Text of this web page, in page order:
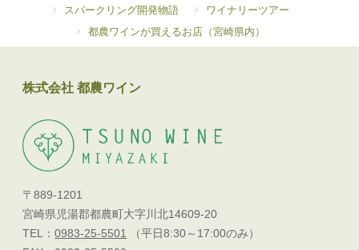
スパークリング開発物語
ワイナリーツアー
都農ワインが買えるお店（宮崎県内）
株式会社 都農ワイン
〒889-1201
宮崎県児湯郡都農町大字川北14609-20
TEL：0983-25-5501
（平日8:30～17:00のみ）